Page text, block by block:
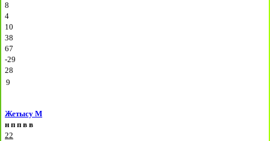
8
4
10
38
67
-29
28
9
Жетысу М
н п п в в
22